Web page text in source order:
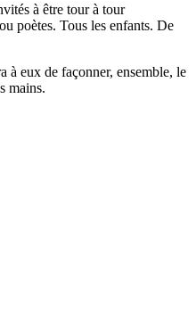
à être tour à tour
poètes. Tous les enfants. De
à eux de façonner, ensemble, le
mains.